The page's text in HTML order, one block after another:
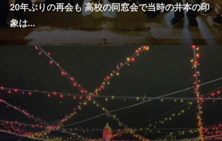
20年ぶりの再会も 高校の同窓会で当時の井本の印
象は...